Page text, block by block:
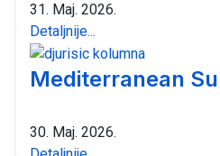
31. Maj. 2026.
Detaljnije...
Mediterranean
30. Maj. 2026.